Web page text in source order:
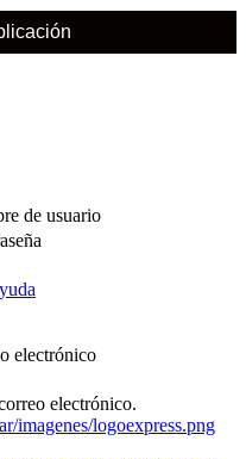
de usuario
electrónico
electrónico.